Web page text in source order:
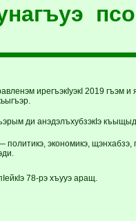
ирегъэкIуэкI 2019 гъэм и
ди анэдэлъхубзэкIэ
экономикэ,
78-рэ хъууэ аращ.